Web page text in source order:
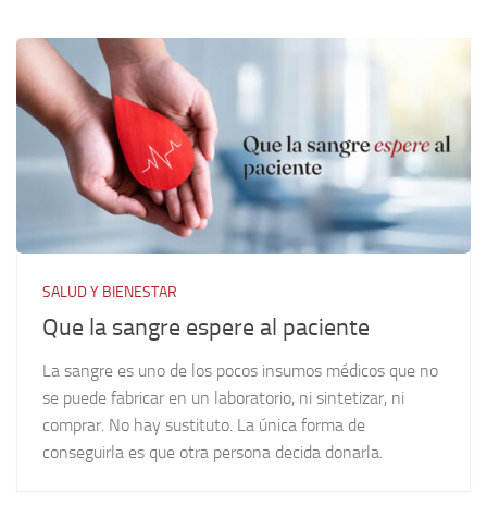
SALUD Y BIENESTAR
Que la sangre espere al paciente
La sangre es uno de los pocos insumos médicos que no
se puede fabricar en un laboratorio, ni sintetizar, ni
comprar. No hay sustituto. La única forma de
conseguirla es que otra persona decida donarla.